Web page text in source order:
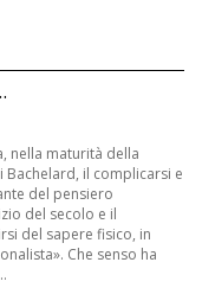
nella maturità della
il complicarsi e
del pensiero
del secolo e il
del sapere fisico, in
Che senso ha